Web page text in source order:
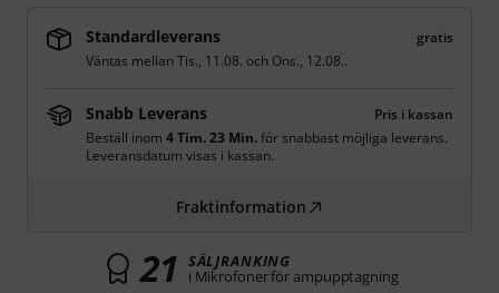
Standardleverans
gratis
Väntas mellanTis., 11.08. och Ons., 12.08..
Snabb Leverans
Pris i kassan
Beställ inom 4 Tim. 23 Min.för snabbast möjliga leverans.
Leveransdatum visas i kassan.
Fraktinformation
21 SÄLJRANKING
i Mikrofoner för ampupptagning